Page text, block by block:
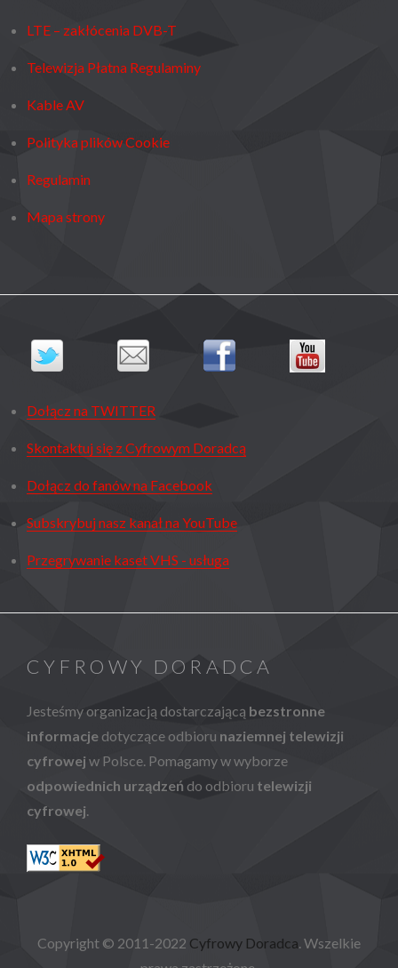
LTE – zakłócenia DVB-T
Telewizja Płatna Regulaminy
Kable AV
Polityka plików Cookie
Regulamin
Mapa strony
Dołącz na TWITTER
Skontaktuj się z Cyfrowym Doradcą
Dołącz do fanów na Facebook
Subskrybuj nasz kanał na YouTube
Przegrywanie kaset VHS - usługa
CYFROWY DORADCA
Jesteśmy organizacją dostarczającą bezstronne
informacje dotyczące odbioru naziemnej telewizji
cyfrowej w Polsce. Pomagamy w wyborze
odpowiednich urządzeń do odbioru telewizji
cyfrowej
Copyright © 2011-2022 Cyfrowy Doradca . Wszelkie